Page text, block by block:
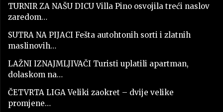
TURNIR ZA NAŠU DICU Villa Pino osvojila treći naslov
zaredom…
SUTRA NA PIJACI Fešta autohtonih sorti i zlatnih
maslinovih…
LAŽNI IZNAJMLJIVAČI Turisti uplatili apartman,
dolaskom na…
ČETVRTA LIGA Veliki zaokret – dvije velike
promjene…